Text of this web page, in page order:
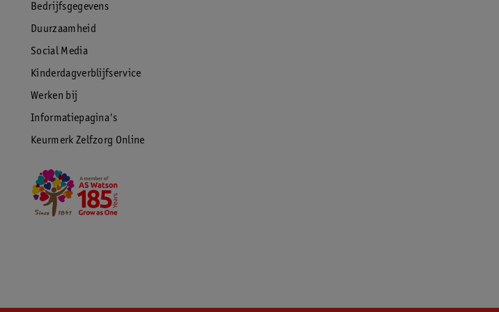
Bedrijfsgegevens
Duurzaamheid
Social Media
Kinderdagverblijfservice
Werken bij
Informatiepagina's
Keurmerk Zelfzorg Online